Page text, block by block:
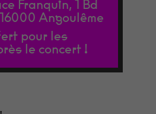
Franquin, 1 Bd
Angoulême
pour les
le concert !